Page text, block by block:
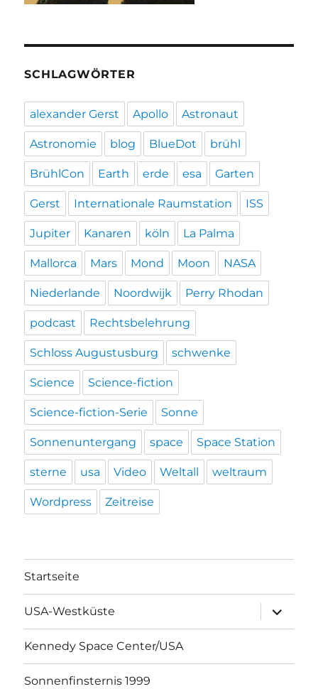
SCHLAGWÖRTER
alexander Gerst Apollo Astronaut
Astronomie blog BlueDot brühl
BrühlCon Earth erde esa Garten
Gerst Internationale Raumstation ISS
Jupiter Kanaren köln La Palma
Mallorca Mars Mond Moon NASA
Niederlande Noordwijk Perry Rhodan
podcast Rechtsbelehrung
Schloss Augustusburg schwenke
Science Science-fiction
Science-fiction-Serie Sonne
Sonnenuntergang space Space Station
sterne usa Video Weltall weltraum
Wordpress Zeitreise
Startseite
USA-Westküste
öffnen
Kennedy Space Center/USA
Sonnenfinsternis 1999